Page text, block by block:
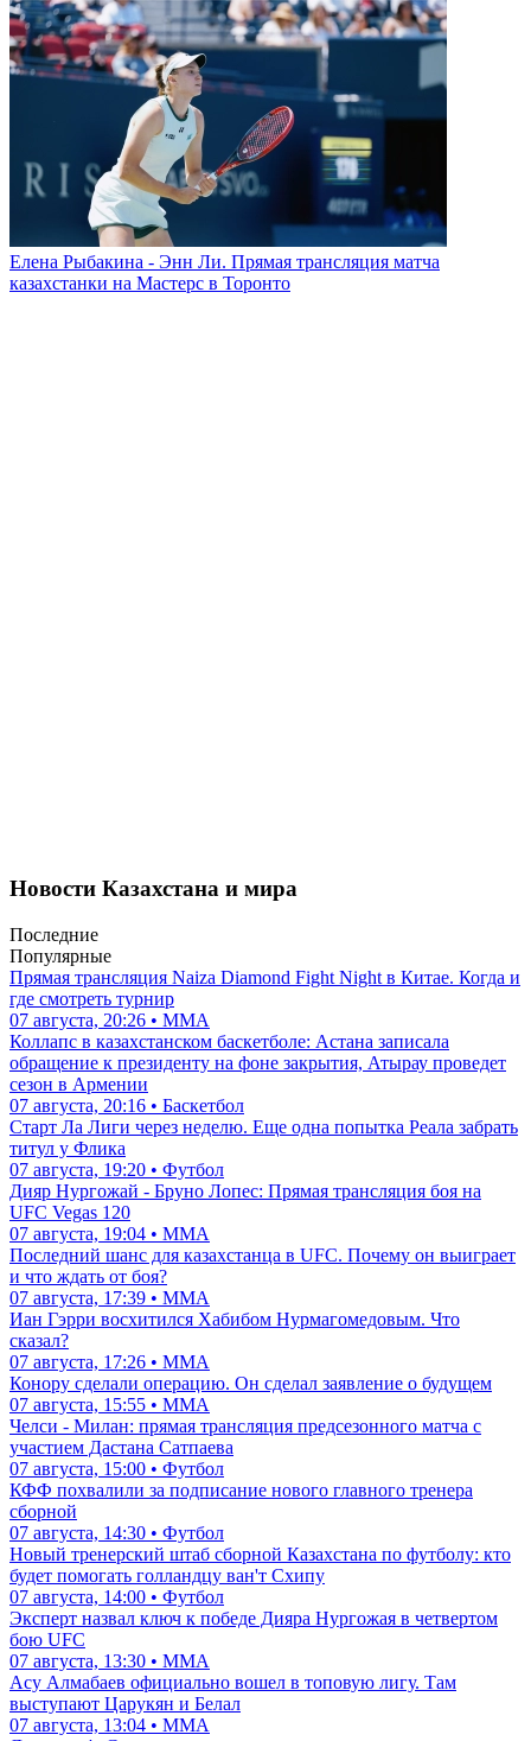
Елена Рыбакина - Энн Ли. Прямая трансляция матча
казахстанки на Мастерс в Торонто
Новости Казахстана и мира
Последние
Популярные
Прямая трансляция Naiza Diamond Fight Night в Китае. Когда и
где смотреть турнир
07 августа, 20:26 • ММА
Коллапс в казахстанском баскетболе: Астана записала
обращение к президенту на фоне закрытия, Атырау проведет
сезон в Армении
07 августа, 20:16 • Баскетбол
Старт Ла Лиги через неделю. Еще одна попытка Реала забрать
титул у Флика
07 августа, 19:20 • Футбол
Дияр Нургожай - Бруно Лопес: Прямая трансляция боя на
UFC Vegas 120
07 августа, 19:04 • ММА
Последний шанс для казахстанца в UFC. Почему он выиграет
и что ждать от боя?
07 августа, 17:39 • ММА
Иан Гэрри восхитился Хабибом Нурмагомедовым. Что
сказал?
07 августа, 17:26 • ММА
Конору сделали операцию. Он сделал заявление о будущем
07 августа, 15:55 • ММА
Челси - Милан: прямая трансляция предсезонного матча с
участием Дастана Сатпаева
07 августа, 15:00 • Футбол
КФФ похвалили за подписание нового главного тренера
сборной
07 августа, 14:30 • Футбол
Новый тренерский штаб сборной Казахстана по футболу: кто
будет помогать голландцу ван'т Схипу
07 августа, 14:00 • Футбол
Эксперт назвал ключ к победе Дияра Нургожая в четвертом
бою UFC
07 августа, 13:30 • ММА
Асу Алмабаев официально вошел в топовую лигу. Там
выступают Царукян и Белал
07 августа, 13:04 • ММА